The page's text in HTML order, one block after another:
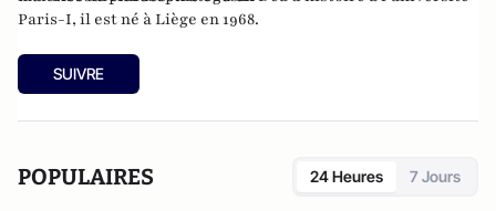
Paris-I, il est né à Liège en 1968.
SUIVRE
POPULAIRES 24 Heures 7 Jours